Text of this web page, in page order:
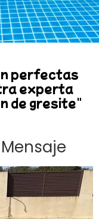
perfectas
experta
de gresite"
Mensaje